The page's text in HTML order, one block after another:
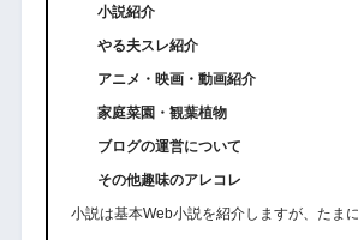
小説紹介
やる夫スレ紹介
アニメ・映画・動画紹介
家庭菜園・観葉植物
ブログの運営について
その他趣味のアレコレ
小説は基本Web小説を紹介しますが、たま